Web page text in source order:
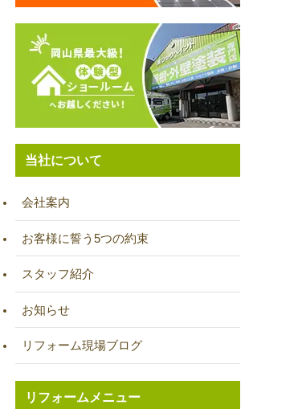
当社について
会社案内
お客様に誓う5つの約束
スタッフ紹介
お知らせ
リフォーム現場ブログ
リフォームメニュー